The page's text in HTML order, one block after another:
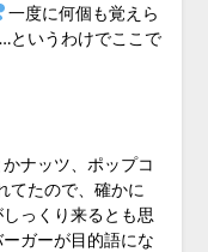
一度に何個も覚えら
というわけでここで
ナッツ、ポップコ
てたので、確かに
っくり来るとも思
ガーが目的語にな